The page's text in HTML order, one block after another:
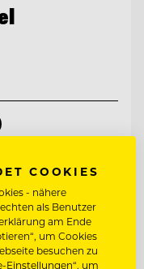
COOKIES
- nähere
als Benutzer
am Ende
um Cookies
besuchen zu
Einstellungen“, um